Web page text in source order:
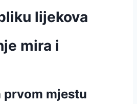
lijekova
mira i
prvom mjestu